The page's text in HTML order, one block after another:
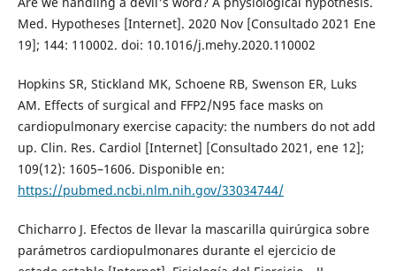
Med. Hypotheses [Internet]. 2020 Nov [Consultado 2021 Ene
19]; 144: 110002. doi: 10.1016/j.mehy.2020.110002
Hopkins SR, Stickland MK, Schoene RB, Swenson ER, Luks
AM. Effects of surgical and FFP2/N95 face masks on
cardiopulmonary exercise capacity: the numbers do not add
up. Clin. Res. Cardiol [Internet] [Consultado 2021, ene 12];
109(12): 1605–1606. Disponible en:
https://pubmed.ncbi.nlm.nih.gov/33034744/
Chicharro J. Efectos de llevar la mascarilla quirúrgica sobre
parámetros cardiopulmonares durante el ejercicio de